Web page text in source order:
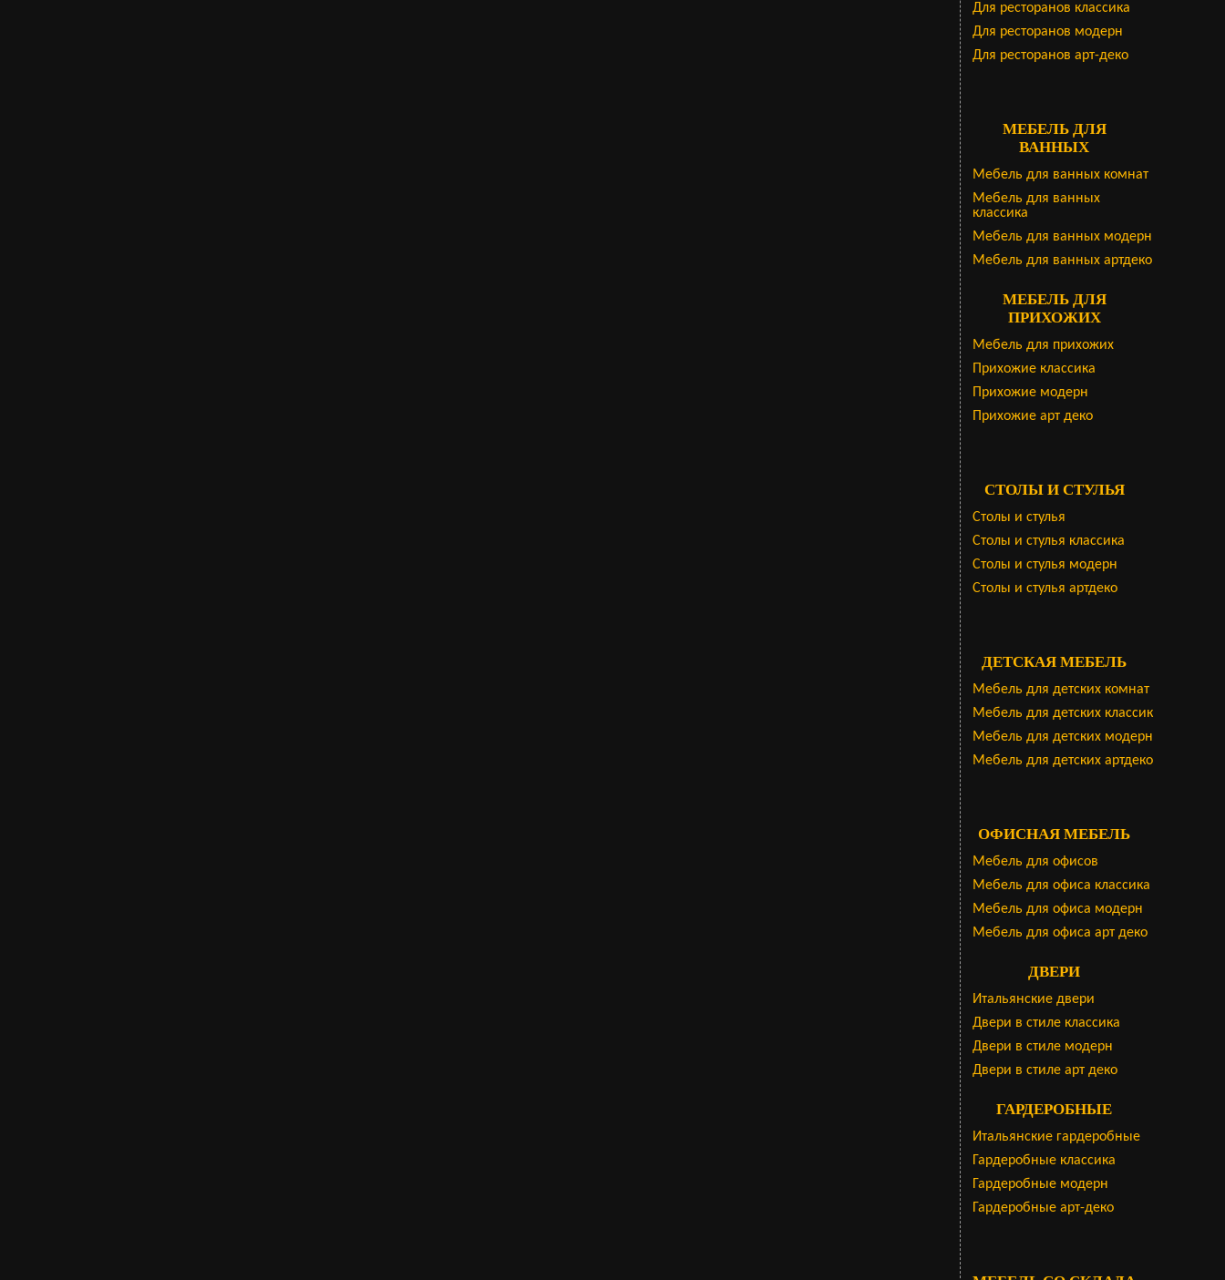
Для ресторанов классика
Для ресторанов модерн
Для ресторанов арт-деко
МЕБЕЛЬ ДЛЯ
ВАННЫХ
Мебель для ванных комнат
Мебель для ванных
классика
Мебель для ванных модерн
Мебель для ванных артдеко
МЕБЕЛЬ ДЛЯ
ПРИХОЖИХ
Мебель для прихожих
Прихожие классика
Прихожие модерн
Прихожие арт деко
СТОЛЫ И СТУЛЬЯ
Столы и стулья
Столы и стулья классика
Столы и стулья модерн
Столы и стулья артдеко
ДЕТСКАЯ МЕБЕЛЬ
Мебель для детских комнат
Мебель для детских классик
Мебель для детских модерн
Мебель для детских артдеко
ОФИСНАЯ МЕБЕЛЬ
Мебель для офисов
Мебель для офиса классика
Мебель для офиса модерн
Мебель для офиса арт деко
ДВЕРИ
Итальянские двери
Двери в стиле классика
Двери в стиле модерн
Двери в стиле арт деко
ГАРДЕРОБНЫЕ
Итальянские гардеробные
Гардеробные классика
Гардеробные модерн
Гардеробные арт-деко